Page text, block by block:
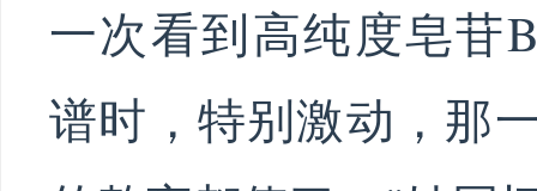
一次看到高纯度皂苷
谱时，特别激动，那